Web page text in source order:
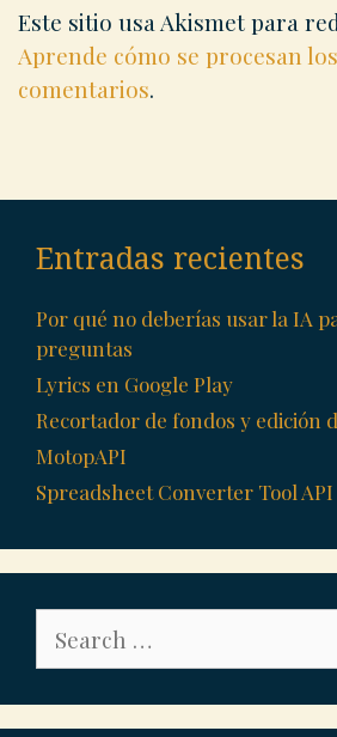
Este sitio usa Akismet para
Aprende cómo se procesan
comentarios.
Entradas recientes
Por qué no deberías usar la IA
preguntas
Lyrics en Google Play
Recortador de fondos y edición
MotopAPI
Spreadsheet Converter Tool API
for: